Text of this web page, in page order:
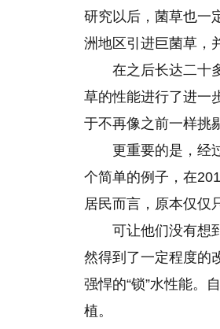
研究以后，菌草也一
洲地区引进巨菌草，
在之后长达二十
草的性能进行了进一
于不再像之前一样挑
更重要的是，经
个简单的例子，在
居民而言，原本仅仅
可让他们没有想
然得到了一定程度的
强悍的“锁”水性能。
植。